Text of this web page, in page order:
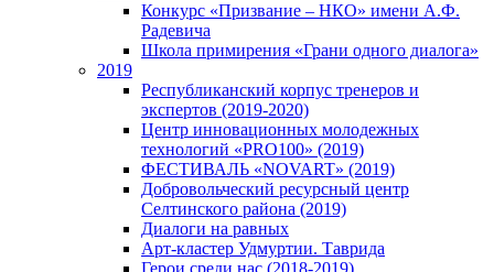
Конкурс «Призвание – НКО» имени А.Ф.
Радевича
Школа примирения «Грани одного диалога»
2019
Республиканский корпус тренеров и
экспертов (2019-2020)
Центр инновационных молодежных
технологий «PRO100» (2019)
ФЕСТИВАЛЬ «NOVART» (2019)
Добровольческий ресурсный центр
Селтинского района (2019)
Диалоги на равных
Арт-кластер Удмуртии. Таврида
Герои среди нас (2018-2019)